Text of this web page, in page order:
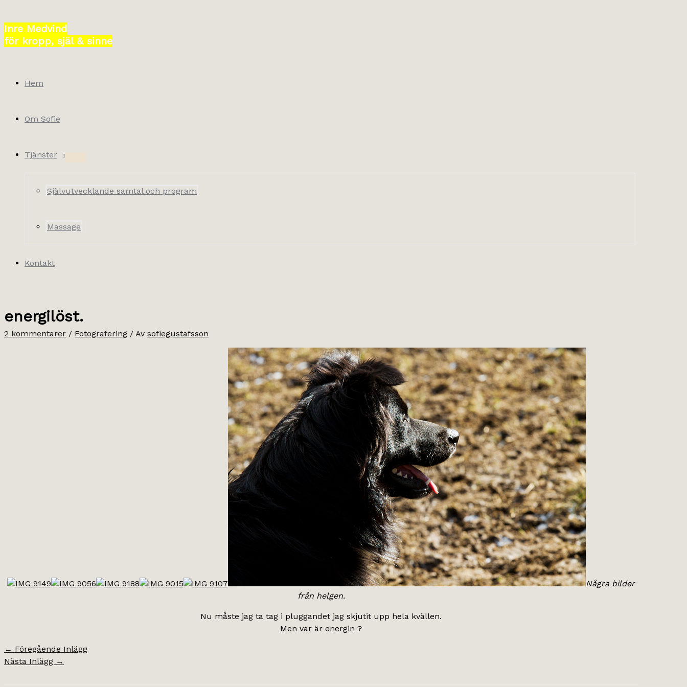
till
innehåll
Inre Medvind
för kropp, själ & sinne
Hem
Om Sofie
Tjänster
Självutvecklande samtal och program
Massage
Kontakt
energilöst.
2 kommentarer / Fotografering / Av sofiegustafsson
Några bilder
från helgen.
Nu måste jag ta tag i pluggandet jag skjutit upp hela kvällen.
Men var är energin ?
← Föregående Inlägg
Nästa Inlägg →